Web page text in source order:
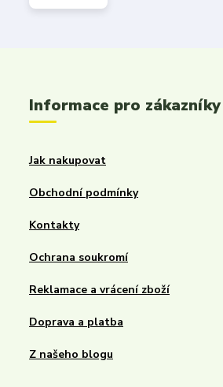
Informace pro zákazníky
Jak nakupovat
Obchodní podmínky
Kontakty
Ochrana soukromí
Reklamace a vrácení zboží
Doprava a platba
Z našeho blogu